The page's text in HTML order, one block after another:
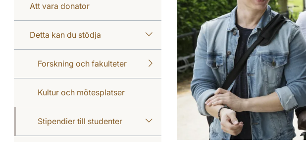
Att vara donator
Detta kan du stödja
Forskning och fakulteter
Kultur och mötesplatser
Stipendier till studenter